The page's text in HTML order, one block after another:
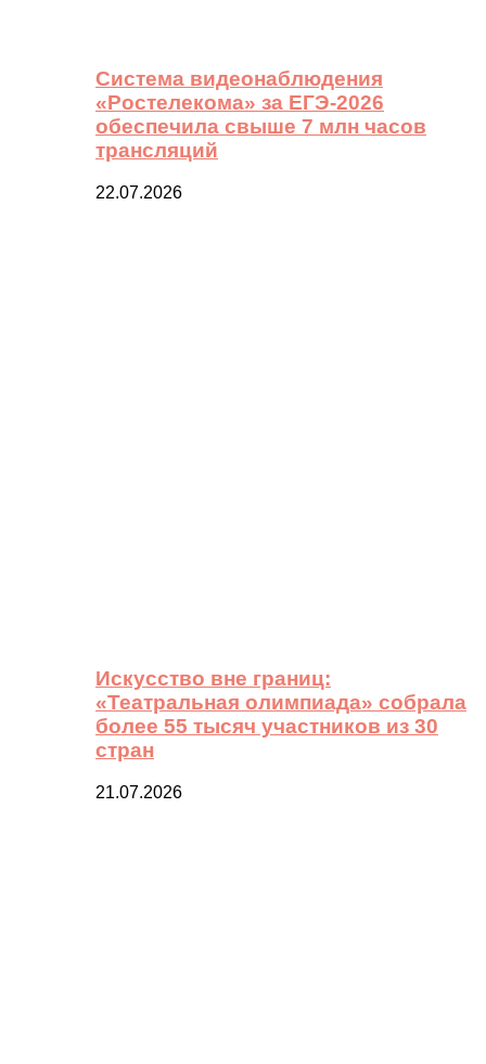
Система видеонаблюдения
«Ростелекома» за ЕГЭ-2026
обеспечила свыше 7 млн часов
трансляций
22.07.2026
Искусство вне границ:
«Театральная олимпиада» собрала
более 55 тысяч участников из 30
стран
21.07.2026